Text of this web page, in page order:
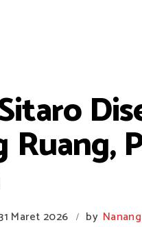
Ruang,
31 Maret 2026 / by Nanang